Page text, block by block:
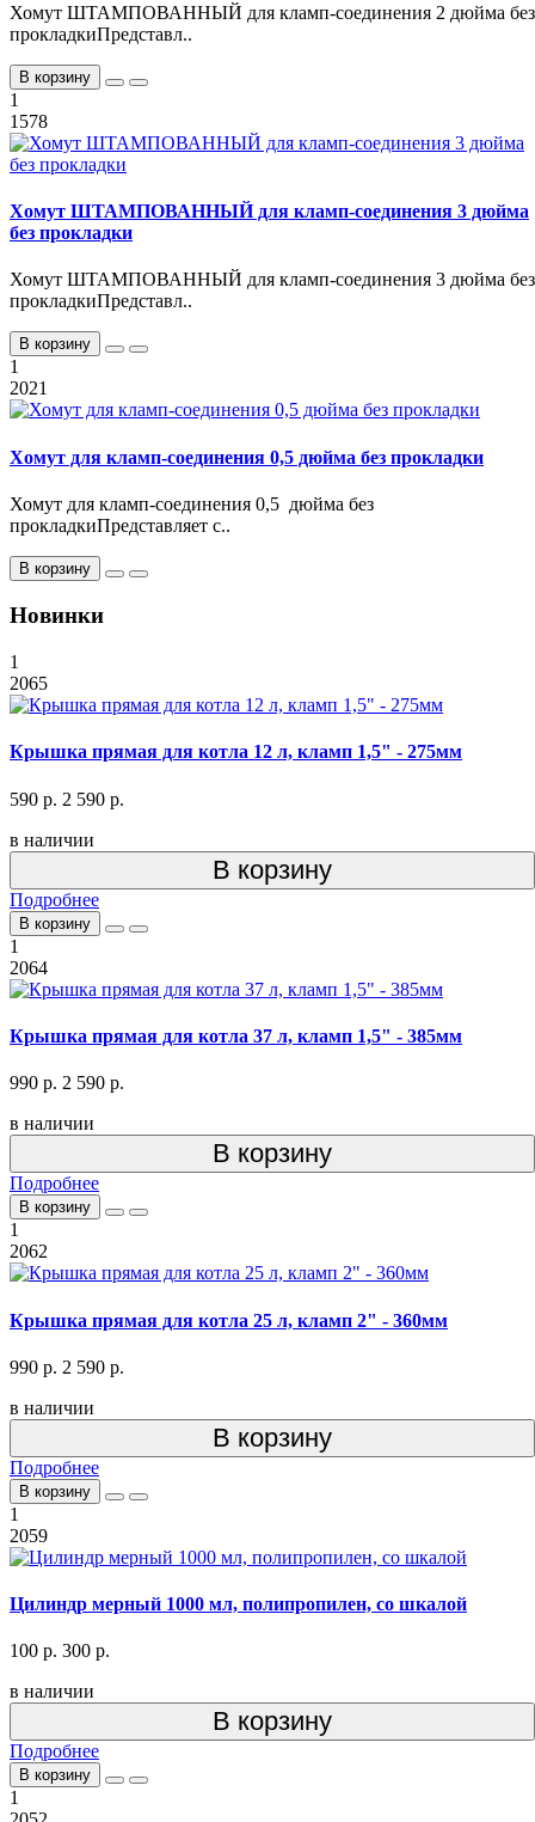
Хомут ШТАМПОВАННЫЙ для кламп-соединения 2 дюйма без
прокладкиПредставл..
В корзину
1
1578
Хомут ШТАМПОВАННЫЙ для кламп-соединения 3 дюйма
без прокладки
Хомут ШТАМПОВАННЫЙ для кламп-соединения 3 дюйма без
прокладкиПредставл..
В корзину
1
2021
Хомут для кламп-соединения 0,5 дюйма без прокладки
Хомут для кламп-соединения 0,5 дюйма без
прокладкиПредставляет с..
В корзину
Новинки
1
2065
Крышка прямая для котла 12 л, кламп 1,5" - 275мм
590 р. 2 590 р.
в наличии
В корзину
Подробнее
В корзину
1
2064
Крышка прямая для котла 37 л, кламп 1,5" - 385мм
990 р. 2 590 р.
в наличии
В корзину
Подробнее
В корзину
1
2062
Крышка прямая для котла 25 л, кламп 2" - 360мм
990 р. 2 590 р.
в наличии
В корзину
Подробнее
В корзину
1
2059
Цилиндр мерный 1000 мл, полипропилен, со шкалой
100 р. 300 р.
в наличии
В корзину
Подробнее
В корзину
1